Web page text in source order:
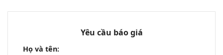
Yêu cầu báo giá
Họ và tên: